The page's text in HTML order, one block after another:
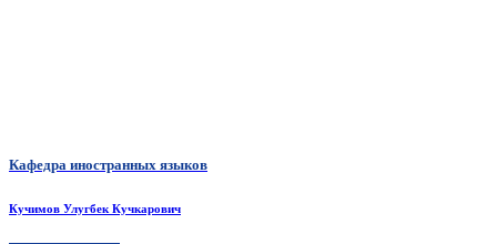
Кафедра иностранных языков
Кучимов Улугбек Кучкарович